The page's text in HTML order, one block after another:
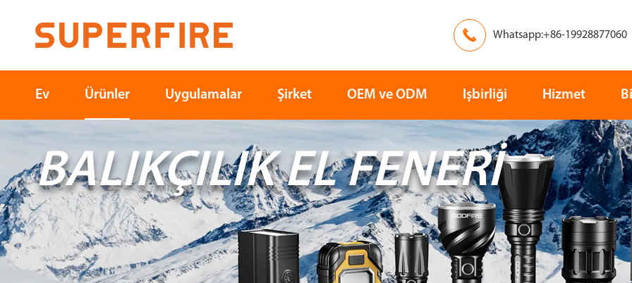
 Whatsapp:+86-19928877060
Ev Ürünler Uygulamalar Şirket OEM ve ODM Işbirliği Hizmet
Kuzey amerika Güney amerika Avrupa Asya
BALIKÇILIK EL FENERI